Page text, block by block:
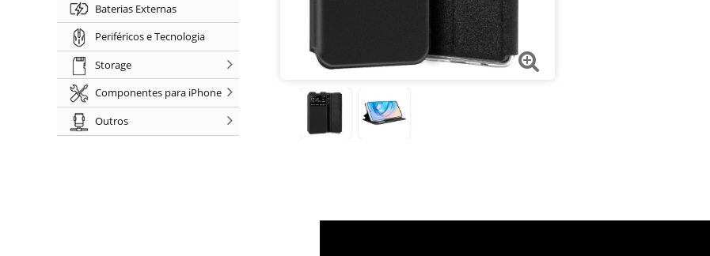
Baterias Externas
Periféricos e Tecnologia
Storage
Componentes para iPhone
Outros